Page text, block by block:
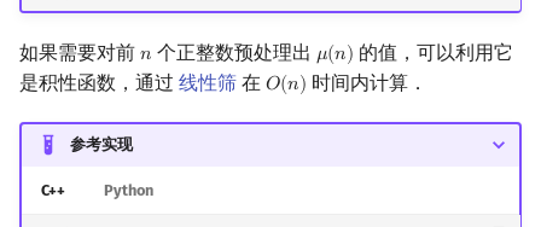
如果需要对前 𝑛
n 个正整数预处理出 𝜇(𝑛)
μ(n) 的值，可以利用它
是积性函数，通过 线性筛 在 𝑂(𝑛)
O(n) 时间内计算．
参考实现
C++ Python